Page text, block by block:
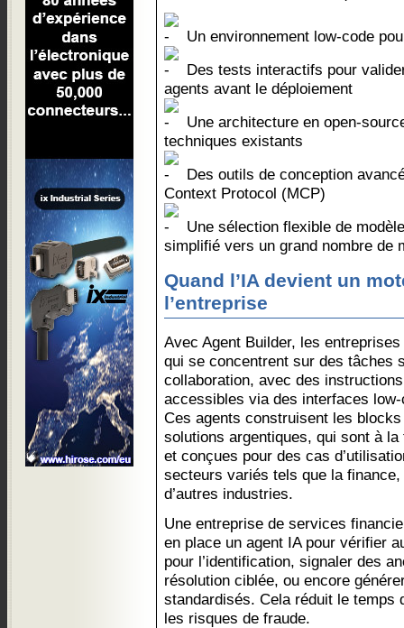
Un environnement low-code
Des tests interactifs pour
agents avant le déploiement
Une architecture en open-
techniques existants
Des outils de conception
Context Protocol (MCP)
Une sélection flexible de
simplifié vers un grand nombre de
Quand l’IA devient un
l’entreprise
Avec Agent Builder, les
qui se concentrent sur des tâches
collaboration, avec des
accessibles via des interfaces
Ces agents construisent les
solutions argentiques, qui sont à
et conçues pour des cas
secteurs variés tels que la
d’autres industries.
Une entreprise de services
en place un agent IA pour vérifier
pour l’identification, signaler des
résolution ciblée, ou encore
standardisés. Cela réduit le temps
les risques de fraude.